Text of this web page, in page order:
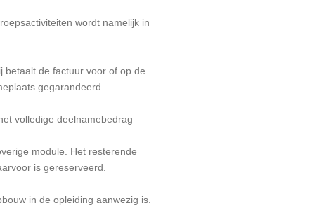
wordt namelijk in
betaalt de factuur voor of op de
gegarandeerd.
volledige deelnamebedrag
module. Het resterende
is gereserveerd.
in de opleiding aanwezig is.